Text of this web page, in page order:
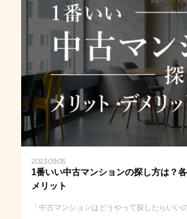
2023.09.05
1番いい中古マンションの探し方は？
メリット
「中古マンションはどうやって探したらいい